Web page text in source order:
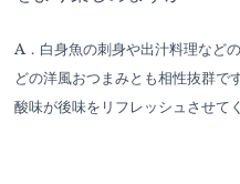
A．白身魚の刺身や出汁料理など
どの洋風おつまみとも相性抜群で
酸味が後味をリフレッシュさせて